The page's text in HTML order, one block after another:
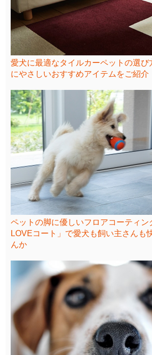
愛犬に最適なタイルカーペットの選び
にやさしいおすすめアイテムをご紹介
ペットの脚に優しいフロアコーティン
LOVEコート」で愛犬も飼い主さんも
んか